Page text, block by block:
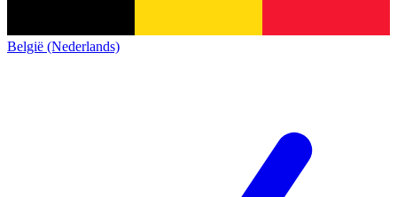
België (Nederlands)